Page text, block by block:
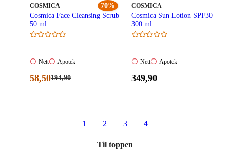
70%
MERKE:
COSMICA
Cosmica Face Cleansing Scrub
50 ml
Nett:
tilgjengelig
Nett
Apotek:
tilgjengelig
Apotek
Nåværende
58,50Førpris:
194,90
MERKE:
COSMICA
Cosmica Sun Lotion SPF30
300 ml
Nett:
tilgjengelig
Nett
Apotek:
Apotek
Pris:
349,90
1 2 3 4
Til toppen